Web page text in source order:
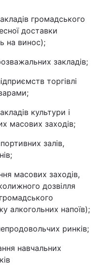
громадського
доставки
на винос);
закладів;
торгівлі
культури і
масових заходів;
залів,
масових заходів,
дозвілля
алкогольних напоїв);
ринків;
навчальних